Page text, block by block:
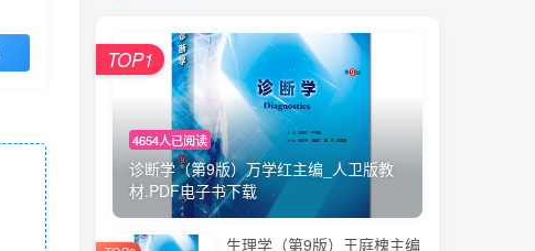
4654人已阅读
诊断学（第9版）万学红主编_人卫版教
材.PDF电子书下载
TOP1
生理学（第9版）王庭槐主编